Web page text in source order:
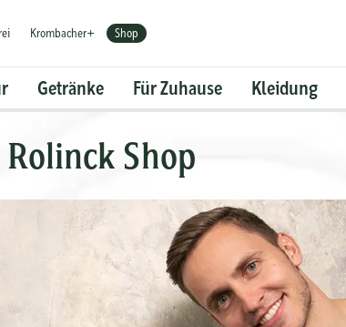
Krombacher+ Shop
Getränke Für Zuhause Kleidung
Rolinck Shop